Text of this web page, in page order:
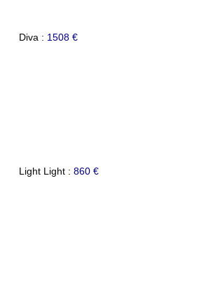
Diva : 1508 €
Light Light : 860 €